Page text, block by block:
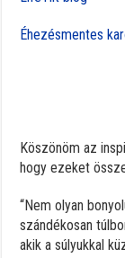
Éhezésmentes
Köszönöm az
hogy ezeket
“Nem olyan
szándékosan
akik a súlyukkal